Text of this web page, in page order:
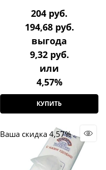
204 руб.
194,68 руб.
выгода
9,32 руб.
или
4,57%
КУПИТЬ
Ваша скидка 4,57%